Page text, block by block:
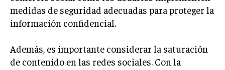
ÉTICA EMPRESARIAL Y RESPONSABILIDAD
SOCIAL
medidas de seguridad adecuadas para proteger la
información confidencial.
Además, es importante considerar la saturación
de contenido en las redes sociales. Con la